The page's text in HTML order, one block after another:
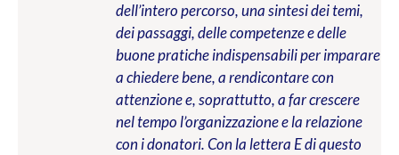
dell’intero percorso, una sintesi dei temi,
dei passaggi, delle competenze e delle
buone pratiche indispensabili per imparare
a chiedere bene, a rendicontare con
attenzione e, soprattutto, a far crescere
nel tempo l’organizzazione e la relazione
con i donatori. Con la lettera E di questo